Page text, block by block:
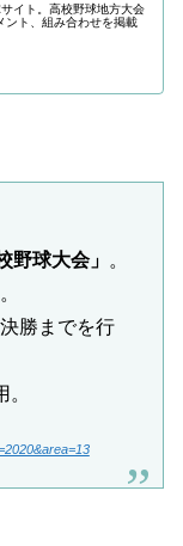
イト。高校野球地方大会
ント、組み合わせを掲載
野球大会」 。
勝までを行